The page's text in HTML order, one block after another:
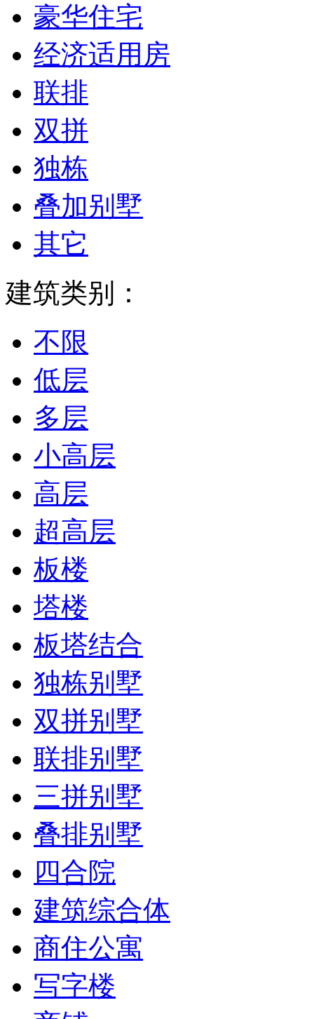
豪华住宅
经济适用房
联排
双拼
独栋
叠加别墅
其它
建筑类别：
不限
低层
多层
小高层
高层
超高层
板楼
塔楼
板塔结合
独栋别墅
双拼别墅
联排别墅
三拼别墅
叠排别墅
四合院
建筑综合体
商住公寓
写字楼